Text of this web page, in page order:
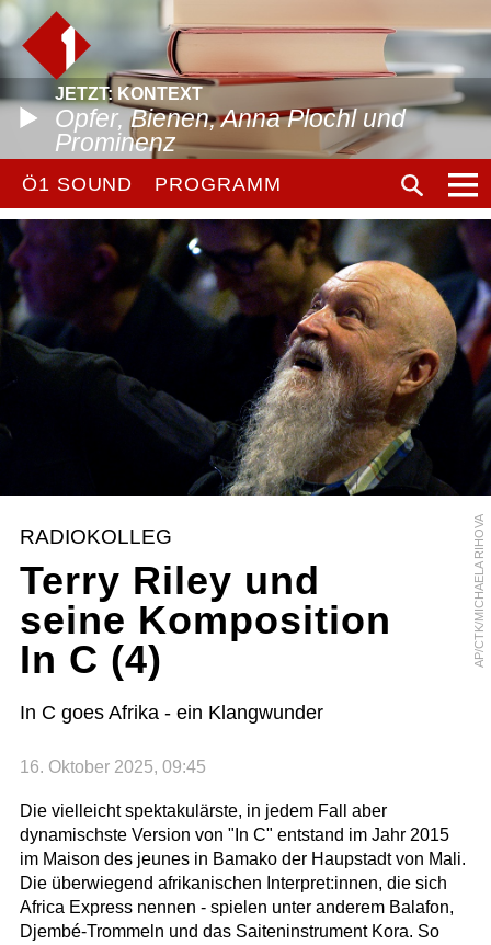
JETZT: KONTEXT
Opfer, Bienen, Anna Plochl und
Prominenz
Ö1 SOUND PROGRAMM
AP/CTK/MICHAELA RIHOVA
RADIOKOLLEG
Terry Riley und
seine Komposition
In C (4)
In C goes Afrika - ein Klangwunder
16. Oktober 2025, 09:45
Die vielleicht spektakulärste, in jedem Fall aber
dynamischste Version von "In C" entstand im Jahr 2015
im Maison des jeunes in Bamako der Haupstadt von Mali.
Die überwiegend afrikanischen Interpret:innen, die sich
Africa Express nennen - spielen unter anderem Balafon,
Djembé-Trommeln und das Saiteninstrument Kora. So